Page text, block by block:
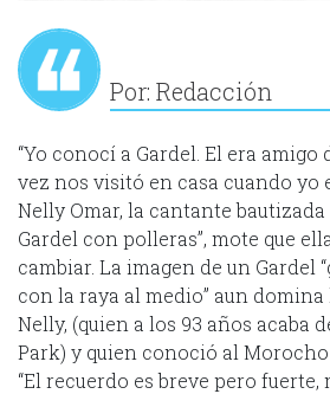
Por: Redacción
“Yo conocí a Gardel. El era amigo
vez nos visitó en casa cuando yo
Nelly Omar, la cantante bautizada
Gardel con polleras”, mote que
cambiar. La imagen de un Gardel
con la raya al medio” aun
Nelly, (quien a los 93 años acaba
Park) y quien conoció al Morocho
“El recuerdo es breve pero fuerte,